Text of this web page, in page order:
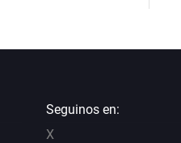
Seguinos en:
X